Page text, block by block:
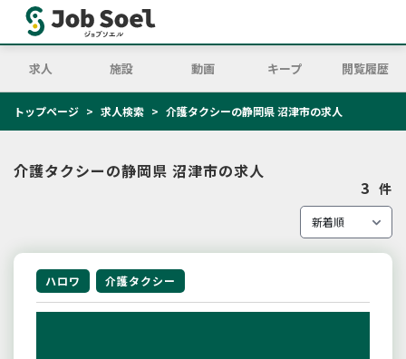
求人 施設 動画 キープ 閲覧履歴
トップページ 求人検索 介護タクシーの静岡県 沼津市の求人
介護タクシーの静岡県 沼津市の求人
3 件
ハロワ 介護タクシー